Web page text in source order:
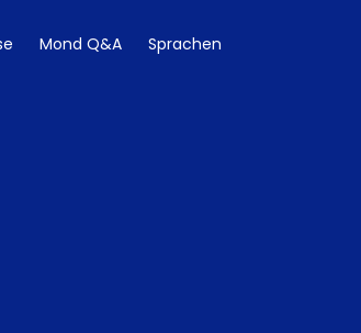
Mond Q&A Sprachen